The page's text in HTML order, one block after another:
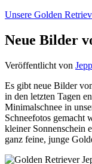
Unsere Golden
Neue Bilder
Veröffentlicht von
Es gibt neue Bilder
in den letzten Tagen
Minimalschnee in
Schneefotos gemacht
kleiner Sonnenschein
ganz feine, junge